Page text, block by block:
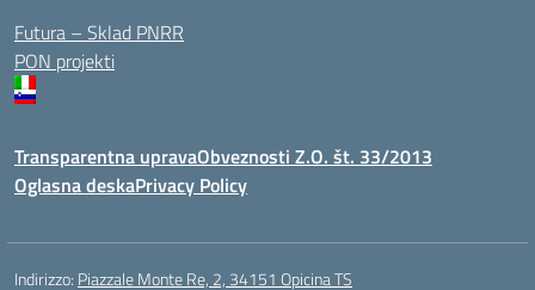
Futura – Sklad PNRR
PON projekti
Transparentna upravaObveznosti Z.O. št. 33/2013
Oglasna deskaPrivacy Policy
Indirizzo: Piazzale Monte Re, 2, 34151 Opicina TS